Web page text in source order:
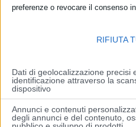
preferenze o revocare il consenso
RIFIUTA
Dati di geolocalizzazione precisi
identificazione attraverso la
dispositivo
Annunci e contenuti
degli annunci e del contenuto,
Press
Downloads
Cataloghi
Info Tecniche